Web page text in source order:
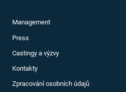
Management
Press
Castingy a výzvy
Kontakty
Zpracování osobních údajů